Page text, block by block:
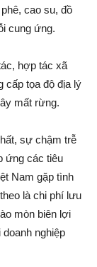
cao su, đồ
cung ứng.
hợp tác xã
cấp tọa độ địa lý
mất rừng.
sự chậm trễ
ứng các tiêu
Nam gặp tình
là chi phí lưu
mòn biên lợi
nghiệp